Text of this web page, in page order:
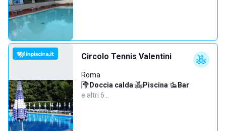
Circolo Tennis Valentini
Roma
Doccia calda· Piscina· Bar·
e altri 6…